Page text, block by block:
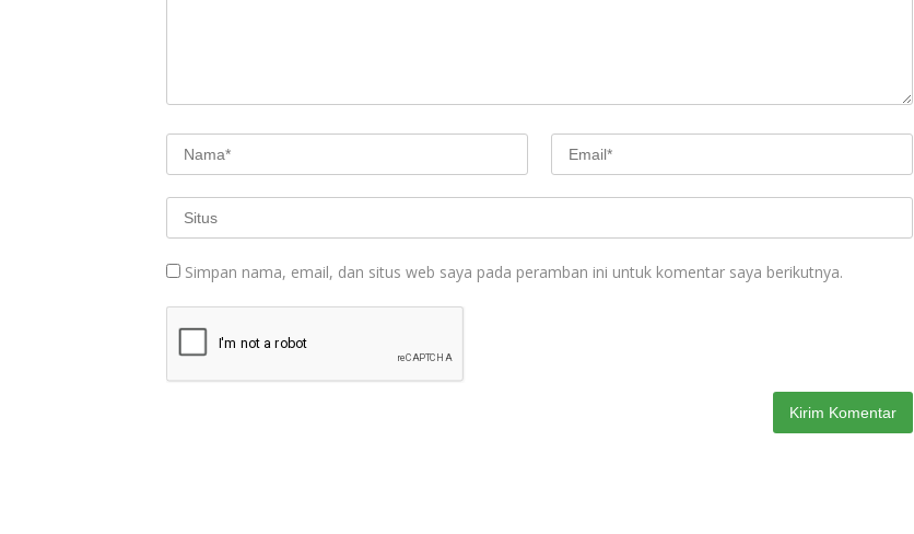
Simpan nama, email, dan situs web saya pada peramban ini untuk komentar saya berikutnya.